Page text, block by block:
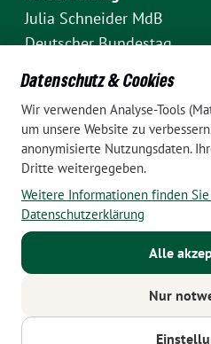
Julia Schneider MdB
Deutscher Bundestag
Fraktion Bündnis 90/Die
Platz der Republik 1
D-10111 Berlin
E-Mail:
Telefon: +49 30 227 70907
Im Wahlkreis Pankow
Wahlkreisbüro Julia
10437 Berlin
E-Mail:
Telefon: +49 152
Datenschutz & Cookies
Wir verwenden Analyse-Tools
um unsere Website zu
anonymisierte Nutzungsdaten.
Dritte weitergegeben.
Weitere Informationen finden
Datenschutzerklärung
Alle
Nur